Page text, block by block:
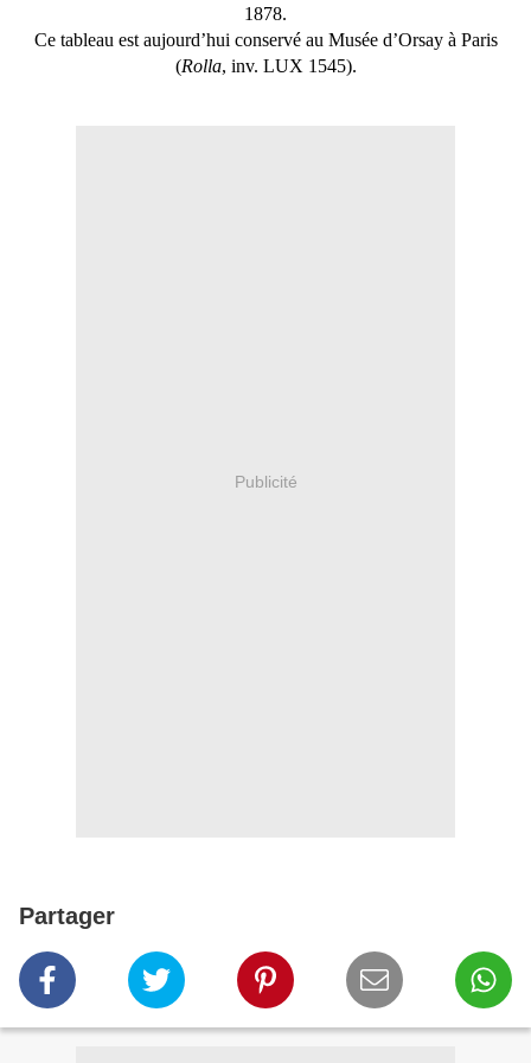
1878.
Ce tableau est aujourd’hui conservé au Musée d’Orsay à Paris
(Rolla, inv. LUX 1545).
Publicité
Partager